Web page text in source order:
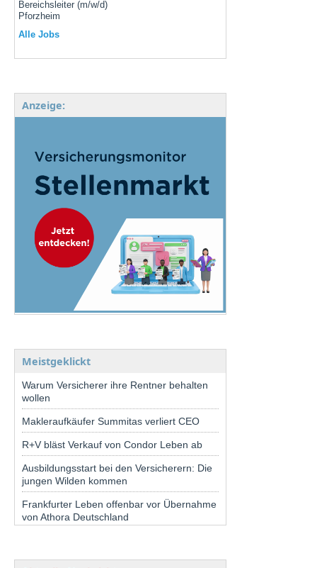
Bereichsleiter (m/w/d)
Pforzheim
Alle Jobs
Anzeige:
Meistgeklickt
Warum Versicherer ihre Rentner behalten
wollen
Makleraufkäufer Summitas verliert CEO
R+V bläst Verkauf von Condor Leben ab
Ausbildungsstart bei den Versicherern: Die
jungen Wilden kommen
Frankfurter Leben offenbar vor Übernahme
von Athora Deutschland